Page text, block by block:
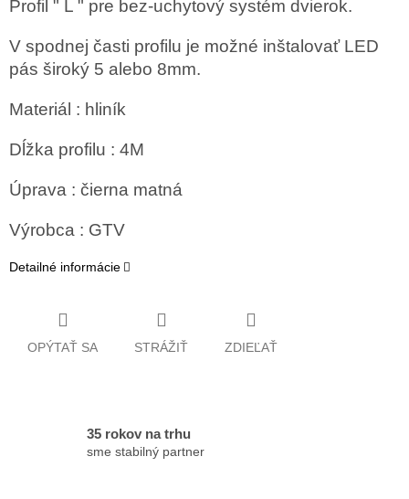
Profil " L " pre bez-uchytový systém dvierok.
V spodnej časti profilu je možné inštalovať LED
pás široký 5 alebo 8mm.
Materiál : hliník
Dĺžka profilu : 4M
Úprava : čierna matná
Výrobca : GTV
Detailné informácie
OPÝTAŤ SA STRÁŽIŤ ZDIEĽAŤ
35 rokov na trhu
sme stabilný partner